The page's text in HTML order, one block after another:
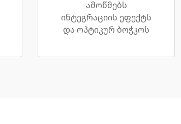
ამოწმებს
ინტეგრაციის ეფექტს
და ოპტიკურ ბოჭკოს